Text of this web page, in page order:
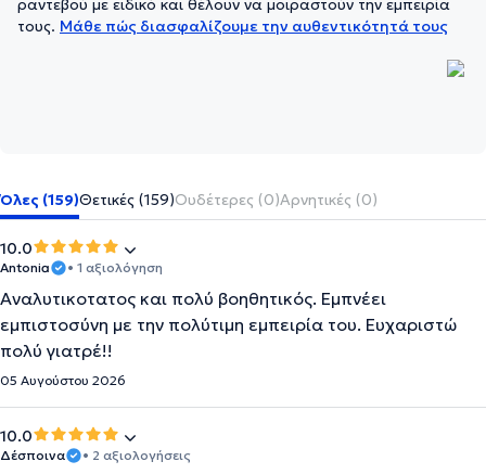
ραντεβού με ειδικό και θέλουν να μοιραστούν την εμπειρία
τους. Μάθε πώς διασφαλίζουμε την αυθεντικότητά τους
Όλες (159)Θετικές (159)Ουδέτερες (0)Αρνητικές (0)
10.0
Antonia • 1 αξιολόγηση
Αναλυτικοτατος και πολύ βοηθητικός. Εμπνέει
εμπιστοσύνη με την πολύτιμη εμπειρία του. Ευχαριστώ
πολύ γιατρέ!!
05 Αυγούστου 2026
10.0
Δέσποινα • 2 αξιολογήσεις